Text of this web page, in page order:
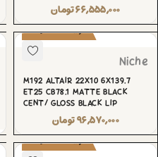
۶۶,۵۵۵,۰۰۰تومان
پیش‌سفارش
Niche
M192 ALTAIR 22X10 6X139.7
ET25 CB78.1 MATTE BLACK
CENT/ GLOSS BLACK LIP
۹۶,۵۷۰,۰۰۰تومان
پیش‌سفارش